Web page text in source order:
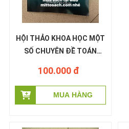
HỘI THẢO KHOA HỌC MỘT
SỐ CHUYÊN ĐỀ TOÁN
CHƯƠNG TRÌNH GDPT
100.000 đ